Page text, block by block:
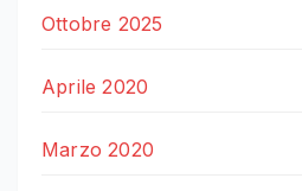
Ottobre 2025
Aprile 2020
Marzo 2020